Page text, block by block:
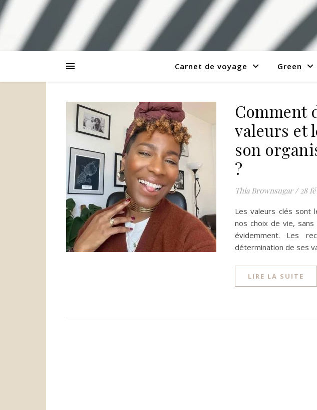
Carnet de voyage Green
Comment
valeurs et
son
?
Thia Brownsugar / 28
Les valeurs clés sont
nos choix de vie,
évidemment. Les
détermination de ses
LIRE LA SUITE